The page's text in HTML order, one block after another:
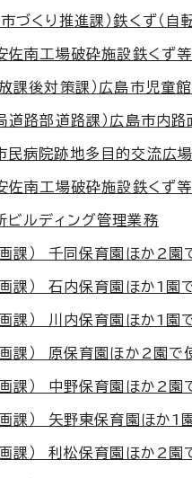
づくり推進課）鉄くず（自
安佐南工場破砕施設鉄くず
放課後対策課）広島市児
局道路部道路課）広島市内
民病院跡地多目的交流広
佐南工場破砕施設鉄くず
ビルディング管理業務
画課） 千同保育園ほか2園
画課） 石内保育園ほか1園
画課） 川内保育園ほか1園
画課） 原保育園ほか2園で
画課） 中野保育園ほか2園
画課） 矢野東保育園ほか1
画課） 利松保育園ほか2園